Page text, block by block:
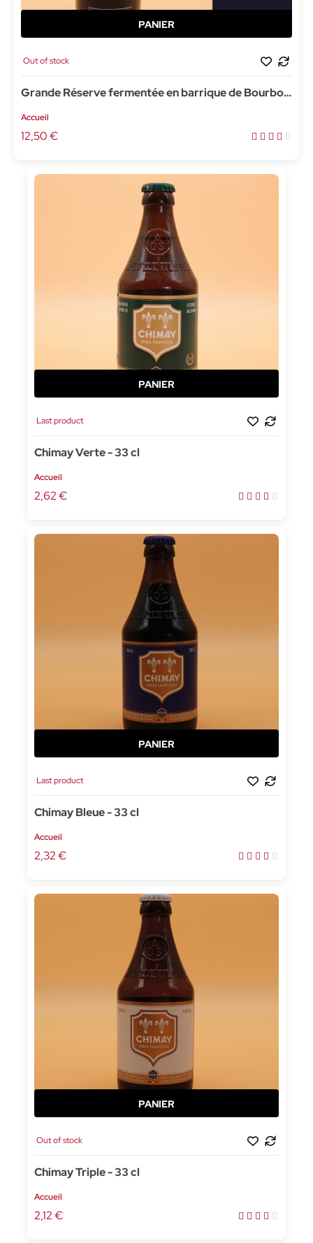
Out of stock
Grande Réserve fermentée en barrique de Bourbon
- 37,5cl
Accueil
12,50 €
Last product
Chimay Verte - 33 cl
Accueil
2,62 €
Last product
Chimay Bleue - 33 cl
Accueil
2,32 €
Out of stock
Chimay Triple - 33 cl
Accueil
2,12 €